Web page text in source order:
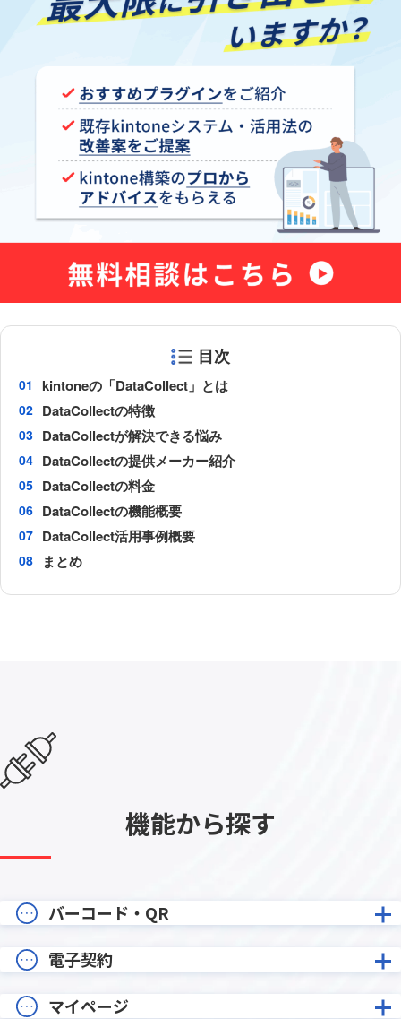
目次
kintoneの「DataCollect」とは
DataCollectの特徴
DataCollectが解決できる悩み
DataCollectの提供メーカー紹介
DataCollectの料金
DataCollectの機能概要
DataCollect活用事例概要
まとめ
機能から探す
バーコード・QR
電子契約
マイページ